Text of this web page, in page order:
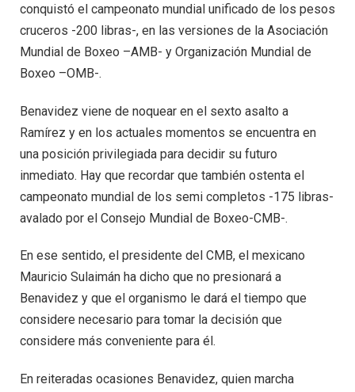
conquistó el campeonato mundial unificado de los pesos
cruceros -200 libras-, en las versiones de la Asociación
Mundial de Boxeo –AMB- y Organización Mundial de
Boxeo –OMB-.
Benavidez viene de noquear en el sexto asalto a
Ramírez y en los actuales momentos se encuentra en
una posición privilegiada para decidir su futuro
inmediato. Hay que recordar que también ostenta el
campeonato mundial de los semi completos -175 libras-
avalado por el Consejo Mundial de Boxeo-CMB-.
En ese sentido, el presidente del CMB, el mexicano
Mauricio Sulaimán ha dicho que no presionará a
Benavidez y que el organismo le dará el tiempo que
considere necesario para tomar la decisión que
considere más conveniente para él.
En reiteradas ocasiones Benavidez, quien marcha